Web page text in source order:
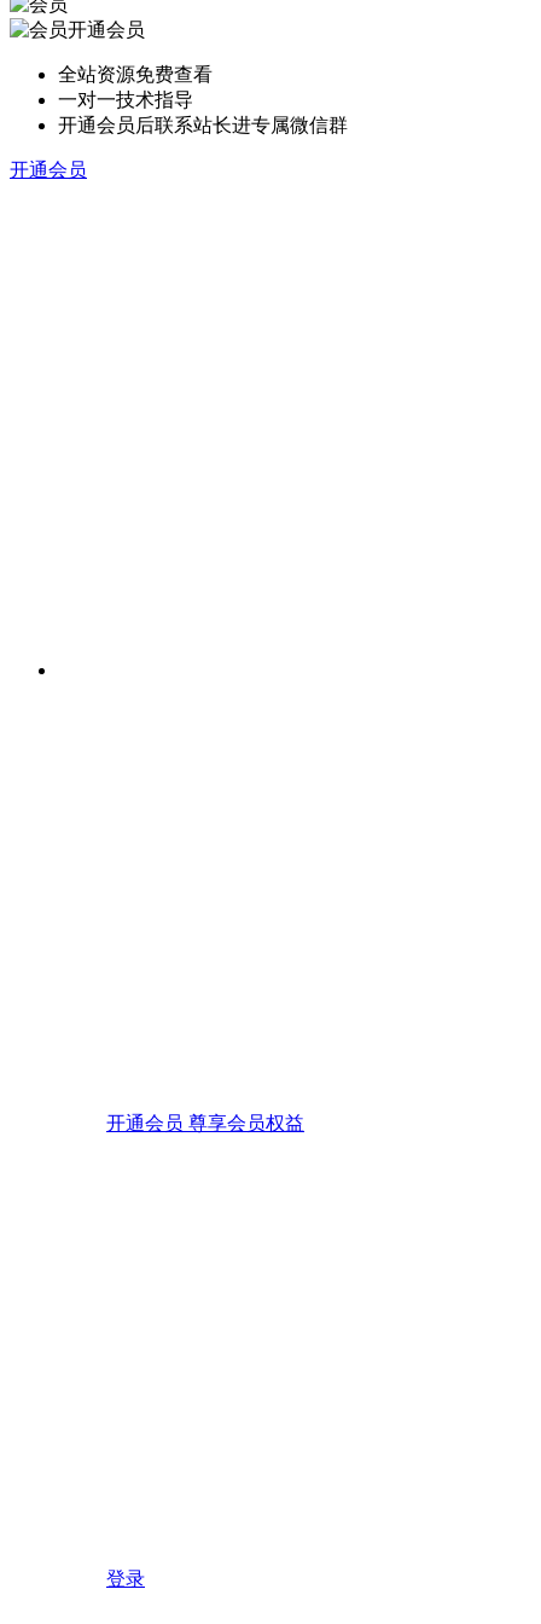
开通会员
全站资源免费查看
一对一技术指导
开通会员后联系站长进专属微信群
开通会员
开通会员 尊享会员权益
登录